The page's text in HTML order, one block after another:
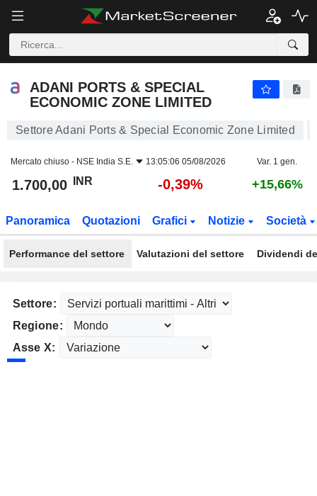
ADANI PORTS & SPECIAL
ECONOMIC ZONE LIMITED
Settore Adani Ports & Special Economic Zone Limited
Mercato chiuso - NSE India S.E. 13:05:06 05/08/2026 Var. 1 gen.
1.700,00 INR -0,39% +15,66%
Panoramica Quotazioni Grafici Notizie Società
Performance del settore Valutazioni del settore Dividendi
Settore:
Regione:
Asse X: